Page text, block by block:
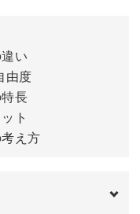
りした時間には丁寧
い
由度
長
ト
え方